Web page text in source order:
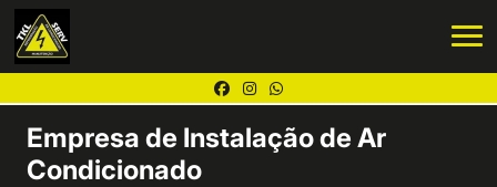
Empresa de Instalação de Ar
Condicionado